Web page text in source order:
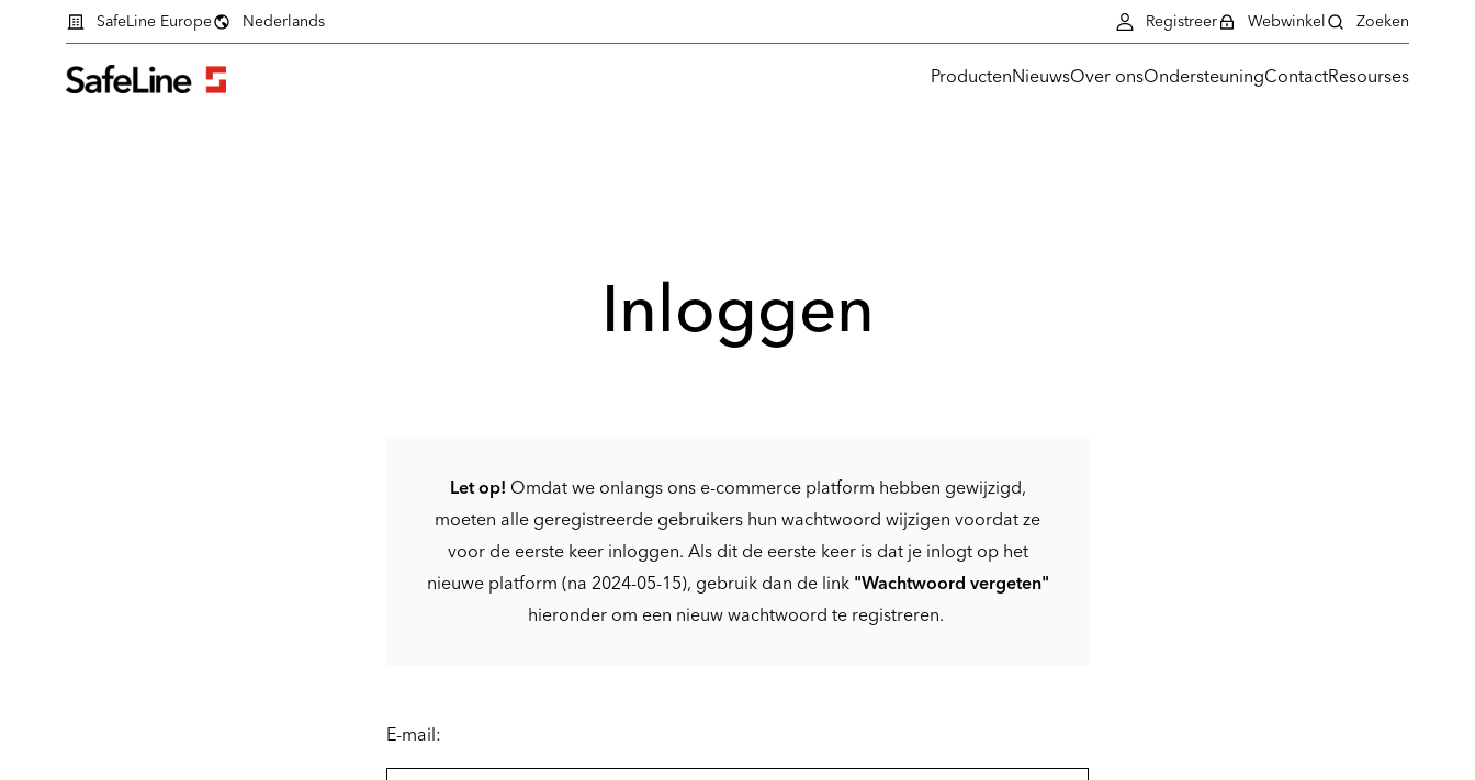
ProductenNieuwsOver onsOndersteuningContactResourses
SafeLine Europe Nederlands Registreer Webwinkel Zoeken
Inloggen
Let op! Omdat we onlangs ons e-commerce platform hebben gewijzigd,
moeten alle geregistreerde gebruikers hun wachtwoord wijzigen voordat ze
voor de eerste keer inloggen. Als dit de eerste keer is dat je inlogt op het
nieuwe platform (na 2024-05-15), gebruik dan de link "Wachtwoord vergeten"
hieronder om een nieuw wachtwoord te registreren.
Inlogformulier
E-mail: